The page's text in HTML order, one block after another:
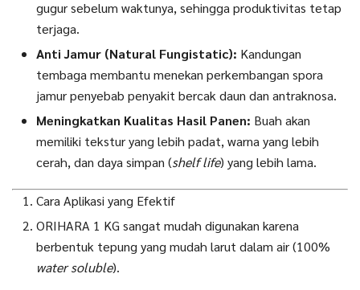
gugur sebelum waktunya, sehingga produktivitas tetap
terjaga.
Anti Jamur (Natural Fungistatic): Kandungan
tembaga membantu menekan perkembangan spora
jamur penyebab penyakit bercak daun dan antraknosa.
Meningkatkan Kualitas Hasil Panen: Buah akan
memiliki tekstur yang lebih padat, warna yang lebih
cerah, dan daya simpan (shelf life) yang lebih lama.
Cara Aplikasi yang Efektif
ORIHARA 1 KG sangat mudah digunakan karena
berbentuk tepung yang mudah larut dalam air (100%
water soluble).